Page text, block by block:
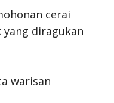
cerai
yang diragukan
warisan